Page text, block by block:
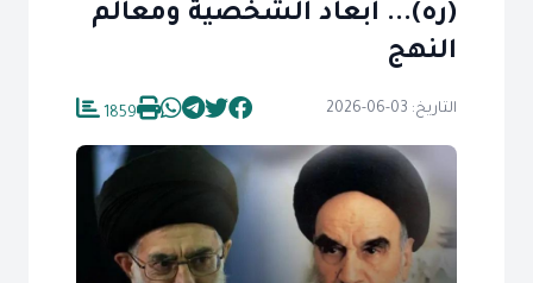
(ره)... أبعاد الشخصية ومعالم
النهج
التاريخ: 03-06-2026 1859